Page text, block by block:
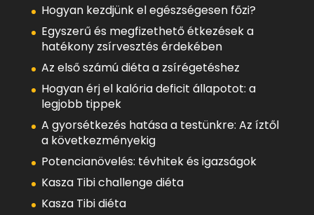
Hogyan kezdjünk el egészségesen főzi?
Egyszerű és megfizethető étkezések a
hatékony zsírvesztés érdekében
Az első számú diéta a zsírégetéshez
Hogyan érj el kalória deficit állapotot: a
legjobb tippek
A gyorsétkezés hatása a testünkre: Az íztől
a következményekig
Potencianövelés: tévhitek és igazságok
Kasza Tibi challenge diéta
Kasza Tibi diéta